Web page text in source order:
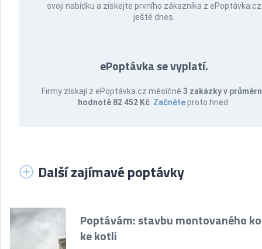
svoji nabídku a získejte prvního zákazníka z ePoptávka.cz
ještě dnes.
ePoptávka se vyplatí.
Firmy získají z ePoptávka.cz měsíčně 3 zakázky v
hodnotě 82 452 Kč Začněteproto hned.
Další zajímavé poptávky
Poptávám: stavbu montovaného
ke kotli